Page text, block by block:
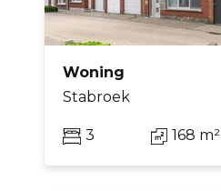
Woning
Stabroek
3 168 m²